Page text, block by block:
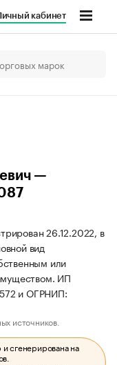
кабинет
—
26.12.2022, в
вид
или
ИП
и ОГРНИП:
источников.
сгенерирована на